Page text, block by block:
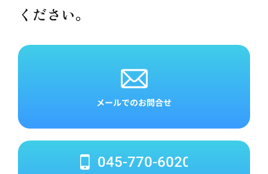
ください。
メールでのお問合せ
045-770-6020